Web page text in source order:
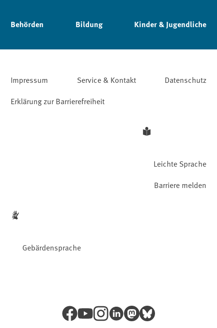
Behörden Bildung Kinder & Jugendliche
Impressum Service & Kontakt
Datenschutz
Erklärung zur Barrierefreiheit
Leichte Sprache
Gebärdensprache
Barriere melden